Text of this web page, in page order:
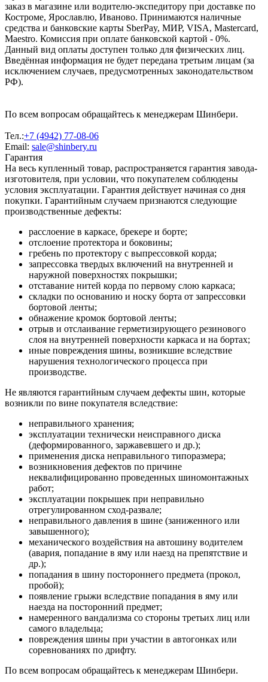
заказ в магазине или водителю-экспедитору при доставке по
Костроме, Ярославлю, Иваново. Принимаются наличные
средства и банковские карты SberPay, МИР, VISA, Mastercard,
Maestro. Комиссия при оплате банковской картой - 0%.
Данный вид оплаты доступен только для физических лиц.
Введённая информация не будет передана третьим лицам (за
исключением случаев, предусмотренных законодательством
РФ).
По всем вопросам обращайтесь к менеджерам Шинбери.
Тел.:+7 (4942) 77-08-06
Email: sale@shinbery.ru
Гарантия
На весь купленный товар, распространяется гарантия завода-
изготовителя, при условии, что покупателем соблюдены
условия эксплуатации. Гарантия действует начиная со дня
покупки. Гарантийным случаем признаются следующие
производственные дефекты:
расслоение в каркасе, брекере и борте;
отслоение протектора и боковины;
гребень по протектору с выпрессовкой корда;
запрессовка твердых включений на внутренней и
наружной поверхностях покрышки;
отставание нитей корда по первому слою каркаса;
складки по основанию и носку борта от запрессовки
бортовой ленты;
обнажение кромок бортовой ленты;
отрыв и отслаивание герметизирующего резинового
слоя на внутренней поверхности каркаса и на бортах;
иные повреждения шины, возникшие вследствие
нарушения технологического процесса при
производстве.
Не являются гарантийным случаем дефекты шин, которые
возникли по вине покупателя вследствие:
неправильного хранения;
эксплуатации технически неисправного диска
(деформированного, заржавевшего и др.);
применения диска неправильного типоразмера;
возникновения дефектов по причине
неквалифицированно проведенных шиномонтажных
работ;
эксплуатации покрышек при неправильно
отрегулированном сход-развале;
неправильного давления в шине (заниженного или
завышенного);
механического воздействия на автошину водителем
(авария, попадание в яму или наезд на препятствие и
др.);
попадания в шину постороннего предмета (прокол,
пробой);
появление грыжи вследствие попадания в яму или
наезда на посторонний предмет;
намеренного вандализма со стороны третьих лиц или
самого владельца;
повреждения шины при участии в автогонках или
соревнованиях по дрифту.
По всем вопросам обращайтесь к менеджерам Шинбери.